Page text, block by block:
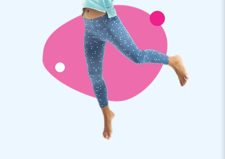
handleiding. Alles compleet voor een mooie beleving.
Kwaliteit en Garantie
JB kussens zijn op meerdere punten verstevigd en
meervoudig gestikt en zijn gemaakt van sterk, hoge kwaliteit
PVC. Ze zijn daardoor duurzaam en eenvoudig schoon te
houden. Het mini springkasteel wordt tevens door JB
geleverd met 5 jaar garantie. Hierdoor lever jij met dit
product jarenlang optimaal speelplezier.
Koop dit unieke mini springkasteel met seaworld thema en
bezorg jouw klanten de dag van hun leven!